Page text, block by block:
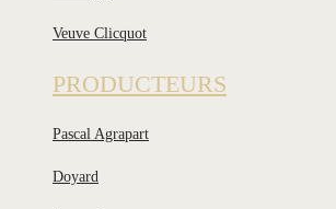
Veuve Clicquot
PRODUCTEURS
Pascal Agrapart
Doyard